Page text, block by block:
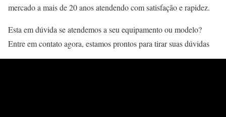
mercado a mais de 20 anos atendendo com satisfação e rapidez.
Esta em dúvida se atendemos a seu equipamento ou modelo?
Entre em contato agora, estamos prontos para tirar suas dúvidas